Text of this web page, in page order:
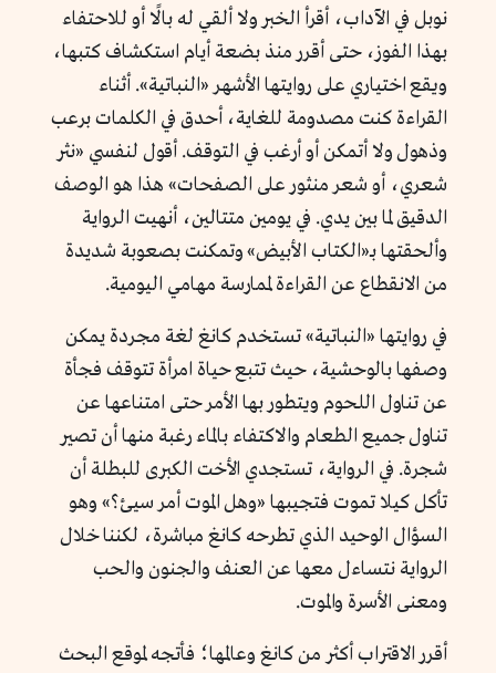
نوبل في الآداب، أقرأ الخبر ولا ألقي له بالًا أو للاحتفاء
بهذا الفوز، حتى أقرر منذ بضعة أيام استكشاف كتبها،
ويقع اختياري على روايتها الأشهر «النباتية». أثناء
القراءة كنت مصدومة للغاية، أحدق في الكلمات برعب
وذهول ولا أتمكن أو أرغب في التوقف. أقول لنفسي «نثر
شعري، أو شعر منثور على الصفحات» هذا هو الوصف
الدقيق لما بين يدي. في يومين متتالين، أنهيت الرواية
وألحقتها بـ«الكتاب الأبيض» وتمكنت بصعوبة شديدة
من الانقطاع عن القراءة لممارسة مهامي اليومية.
في روايتها «النباتية» تستخدم كانغ لغة مجردة يمكن
وصفها بالوحشية، حيث تتبع حياة امرأة تتوقف فجأة
عن تناول اللحوم ويتطور بها الأمر حتى امتناعها عن
تناول جميع الطعام والاكتفاء بالماء رغبة منها أن تصير
شجرة. في الرواية، تستجدي الأخت الكبرى للبطلة أن
تأكل كيلا تموت فتجيبها «وهل الموت أمر سيئ؟» وهو
السؤال الوحيد الذي تطرحه كانغ مباشرة، لكننا خلال
الرواية نتساءل معها عن العنف والجنون والحب
ومعنى الأسرة والموت.
أقرر الاقتراب أكثر من كانغ وعالمها؛ فأتجه لموقع البحث